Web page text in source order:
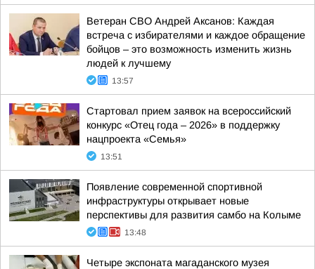
Ветеран СВО Андрей Аксанов: Каждая
встреча с избирателями и каждое обращение
бойцов – это возможность изменить жизнь
людей к лучшему
13:57
Стартовал прием заявок на всероссийский
конкурс «Отец года – 2026» в поддержку
нацпроекта «Семья»
13:51
Появление современной спортивной
инфраструктуры открывает новые
перспективы для развития самбо на Колыме
13:48
Четыре экспоната магаданского музея